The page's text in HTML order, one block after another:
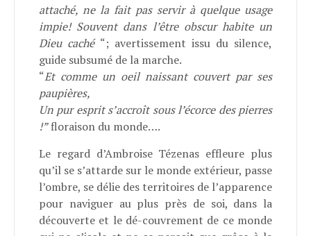
attaché, ne la fait pas servir à quelque usage
impie! Souvent dans l’être obscur habite un
Dieu caché “; avertissement issu du silence,
guide subsumé de la marche.
“Et comme un oeil naissant couvert par ses
paupières,
Un pur esprit s’accroît sous l’écorce des pierres
!”floraison du monde….
Le regard d’Ambroise Tézenas effleure plus
qu’il se s’attarde sur le monde extérieur, passe
l’ombre, se délie des territoires de l’apparence
pour naviguer au plus près de soi, dans la
découverte et le dé-couvrement de ce monde